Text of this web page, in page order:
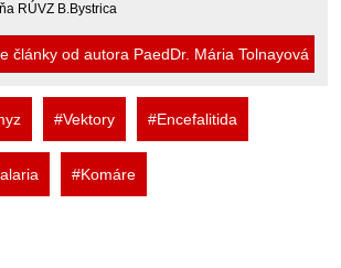
RÚVZ B.Bystrica
články od autora PaedDr. Mária Tolnayová
#Vektory #Encefalitida
#Komáre